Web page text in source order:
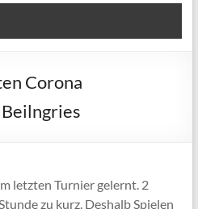
Corona
letzten Turnier gelernt. 2
zu kurz. Deshalb Spielen